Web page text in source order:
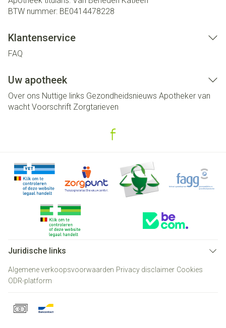
BTW nummer: BE0414478228
Klantenservice
FAQ
Uw apotheek
Over ons Nuttige links Gezondheidsnieuws Apotheker van
wacht Voorschrift Zorgtarieven
Juridische links
Algemene verkoopsvoorwaarden Privacy disclaimer Cookies
ODR-platform